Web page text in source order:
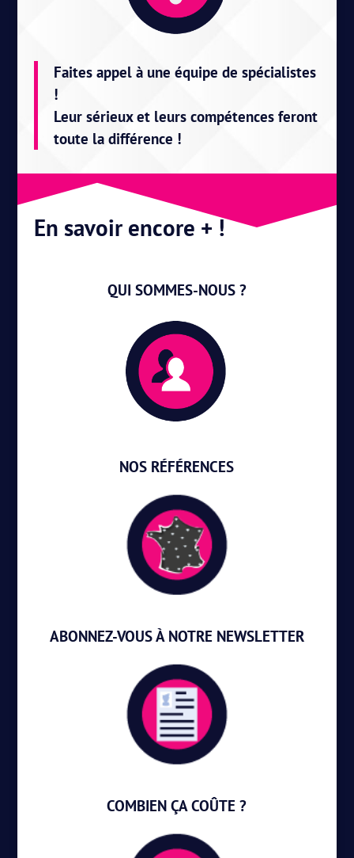
Faites appel à une équipe de spécialistes
!
Leur sérieux et leurs compétences feront
toute la différence !
En savoir encore + !
QUI SOMMES-NOUS ?
NOS RÉFÉRENCES
ABONNEZ-VOUS À NOTRE NEWSLETTER
COMBIEN ÇA COÛTE ?